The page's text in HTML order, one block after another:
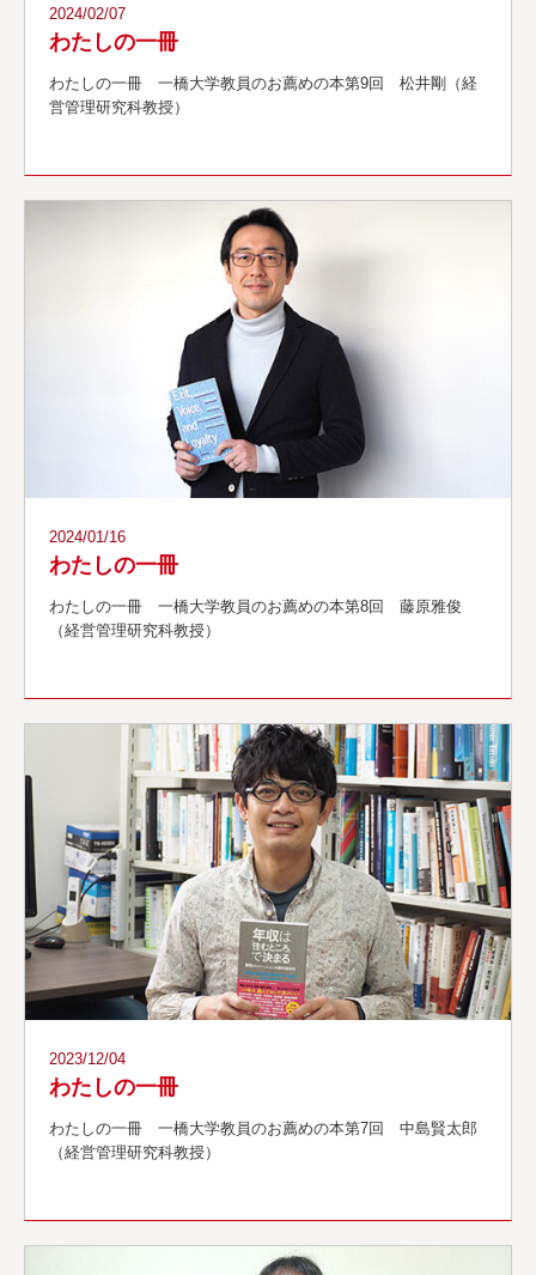
2024/02/07
わたしの一冊
わたしの一冊 一橋大学教員のお薦めの本第9回 松井剛（経
営管理研究科教授）
2024/01/16
わたしの一冊
わたしの一冊 一橋大学教員のお薦めの本第8回 藤原雅俊
（経営管理研究科教授）
2023/12/04
わたしの一冊
わたしの一冊 一橋大学教員のお薦めの本第7回 中島賢太郎
（経営管理研究科教授）